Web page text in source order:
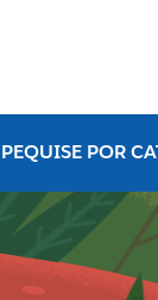
PEQUISE POR